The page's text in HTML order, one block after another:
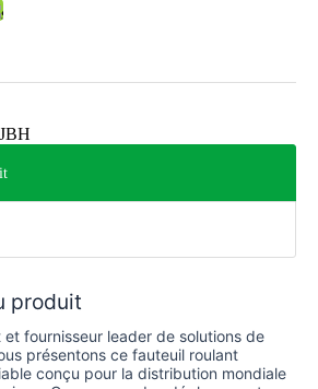
JBH
produit
fournisseur leader de solutions de
présentons ce fauteuil roulant
conçu pour la distribution mondiale